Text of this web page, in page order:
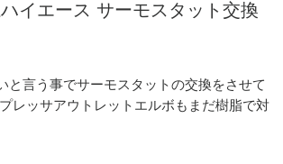
イエース サーモスタット交換
と言う事でサーモスタットの交換をさせて
レッサアウトレットエルボもまだ樹脂で対